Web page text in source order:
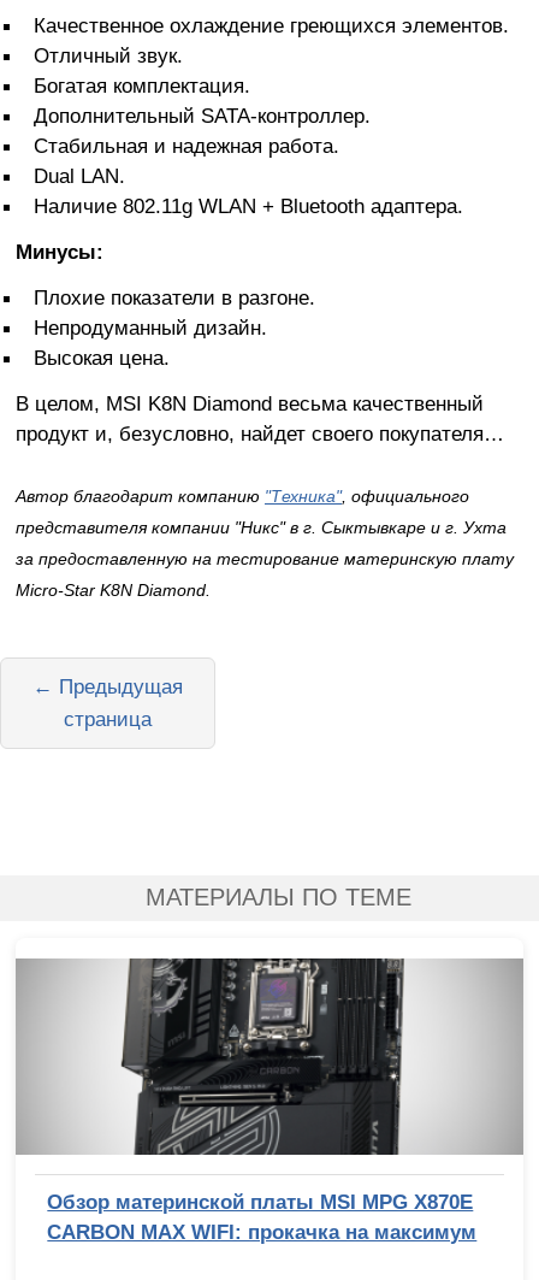
Качественное охлаждение греющихся элементов.
Отличный звук.
Богатая комплектация.
Дополнительный SATA-контроллер.
Стабильная и надежная работа.
Dual LAN.
Наличие 802.11g WLAN + Bluetooth адаптера.
Минусы:
Плохие показатели в разгоне.
Непродуманный дизайн.
Высокая цена.
В целом, MSI K8N Diamond весьма качественный
продукт и, безусловно, найдет своего покупателя…
Автор благодарит компанию "Техника", официального
представителя компании "Никс" в г. Сыктывкаре и г. Ухта
за предоставленную на тестирование материнскую плату
Micro-Star K8N Diamond.
← Предыдущая
страница
МАТЕРИАЛЫ ПО ТЕМЕ
Обзор материнской платы MSI MPG X870E
CARBON MAX WIFI: прокачка на максимум